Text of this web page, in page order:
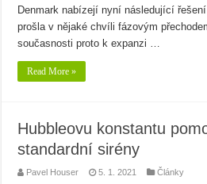
Denmark nabízejí nyní následující
prošla v nějaké chvíli fázovým
současnosti proto k expanzi …
Read More »
Hubbleovu konstantu
standardní sirény
Pavel Houser 5. 1. 2021 Články